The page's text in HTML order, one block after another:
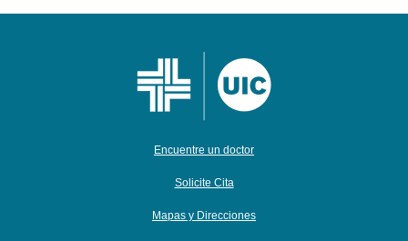
Encuentre un doctor
Solicite Cita
Mapas y Direcciones